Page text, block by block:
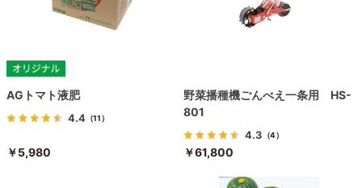
AGトマト液肥
4.4 （11）
￥5,980
野菜播種機ごんべえ一条用 HS-
801
4.3 （4）
￥61,800